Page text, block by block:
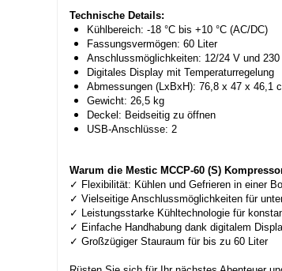
Technische Details:
Kühlbereich: -18 °C bis +10 °C (AC/DC)
Fassungsvermögen: 60 Liter
Anschlussmöglichkeiten: 12/24 V und 230
Digitales Display mit Temperaturregelung
Abmessungen (LxBxH): 76,8 x 47 x 46,1
Gewicht: 26,5 kg
Deckel: Beidseitig zu öffnen
USB-Anschlüsse: 2
Warum die Mestic MCCP-60 (S)
✓ Flexibilität: Kühlen und Gefrieren in einer
✓ Vielseitige Anschlussmöglichkeiten für
✓ Leistungsstarke Kühltechnologie für
✓ Einfache Handhabung dank digitalem
✓ Großzügiger Stauraum für bis zu 60 Liter